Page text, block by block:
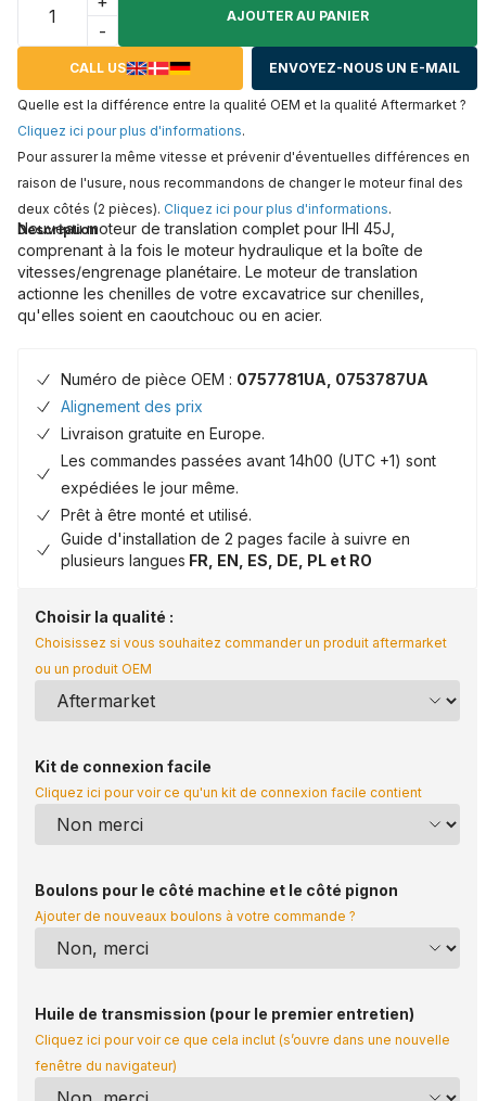
-
AJOUTER AU PANIER
CALL US ENVOYEZ-NOUS UN E-MAIL
Quelle est la différence entre la qualité OEM et la qualité Aftermarket ?
Cliquez ici pour plus d'informations.
Pour assurer la même vitesse et prévenir d'éventuelles différences en
raison de l'usure, nous recommandons de changer le moteur final des
deux côtés (2 pièces). Cliquez ici pour plus d'informations.
Description
Nouveau moteur de translation complet pour IHI 45J,
comprenant à la fois le moteur hydraulique et la boîte de
vitesses/engrenage planétaire. Le moteur de translation
actionne les chenilles de votre excavatrice sur chenilles,
qu'elles soient en caoutchouc ou en acier.
Numéro de pièce OEM : 0757781UA, 0753787UA
Alignement des prix
Livraison gratuite en Europe.
Les commandes passées avant 14h00 (UTC +1) sont
expédiées le jour même.
Prêt à être monté et utilisé.
Guide d'installation de 2 pages facile à suivre en
plusieurs langues FR, EN, ES, DE, PL et RO
Choisir la qualité :
Choisissez si vous souhaitez commander un produit aftermarket
ou un produit OEM
Kit de connexion facile
Cliquez ici pour voir ce qu'un kit de connexion facile contient
Boulons pour le côté machine et le côté pignon
Ajouter de nouveaux boulons à votre commande ?
Huile de transmission (pour le premier entretien)
Cliquez ici pour voir ce que cela inclut (s’ouvre dans une nouvelle
fenêtre du navigateur)